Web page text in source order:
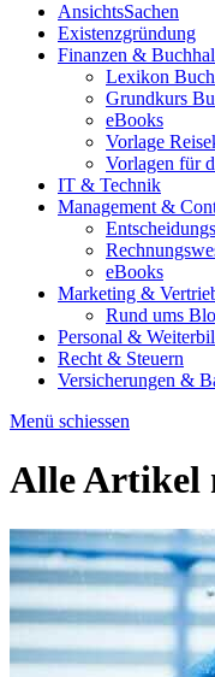
AnsichtsSachen
Existenzgründung
Finanzen &
Lexikon
Grundkurs
eBooks
Vorlage
Vorlagen für
IT & Technik
Management &
eBooks
Marketing &
Rund ums
Personal &
Recht & Steuern
Versicherungen &
Menü schiessen
Alle Artikel